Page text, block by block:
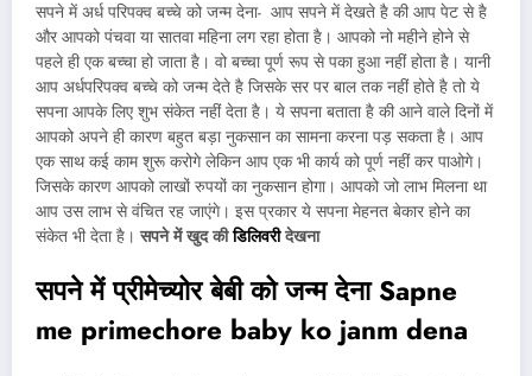
सपने में अर्ध परिपक्व बच्चे को जन्म देना- आप सपने में देखते है की आप पेट से है
और आपको पंचवा या सातवा महिना लग रहा होता है। आपको नो महीने होने से
पहले ही एक बच्चा हो जाता है। वो बच्चा पूर्ण रूप से पका हुआ नहीं होता है। यानी
आप अर्धपरिपक्व बच्चे को जन्म देते है जिसके सर पर बाल तक नहीं होते है तो ये
सपना आपके लिए शुभ संकेत नहीं देता है। ये सपना बताता है की आने वाले दिनों में
आपको अपने ही कारण बहुत बड़ा नुकसान का सामना करना पड़ सकता है। आप
एक साथ कई काम शुरू करोगे लेकिन आप एक भी कार्य को पूर्ण नहीं कर पाओगे।
जिसके कारण आपको लाखों रुपयों का नुकसान होगा। आपको जो लाभ मिलना था
आप उस लाभ से वंचित रह जाएंगे। इस प्रकार ये सपना मेहनत बेकार होने का
संकेत भी देता है।सपने में खुद कीडिलिवरीदेखना
सपने में प्रीमेच्योर बेबी को जन्म देना Sapne
me primechore baby ko janm dena